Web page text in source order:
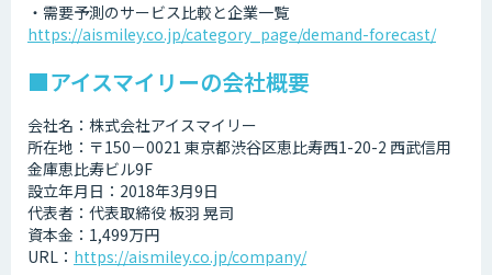
・需要予測のサービス比較と企業一覧
https://aismiley.co.jp/category_page/demand-forecast/
■アイスマイリーの会社概要
会社名：株式会社アイスマイリー
所在地：〒150－0021 東京都渋谷区恵比寿西1-20-2 西武信用
金庫恵比寿ビル9F
設立年月日：2018年3月9日
代表者：代表取締役 板羽 晃司
資本金：1,499万円
URL： https://aismiley.co.jp/company/